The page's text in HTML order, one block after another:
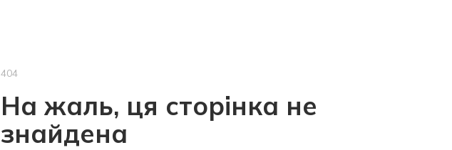
404
На жаль, ця сторінка не
знайдена